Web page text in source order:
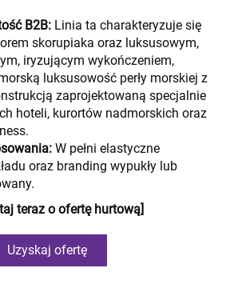
B2B: Linia ta charakteryzuje się
skorupiaka oraz luksusowym,
iryzującym wykończeniem,
luksusowość perły morskiej z
zaprojektowaną specjalnie
hoteli, kurortów nadmorskich oraz
W pełni elastyczne
oraz branding wypukły lub
teraz o ofertę hurtową]
Uzyskaj ofertę